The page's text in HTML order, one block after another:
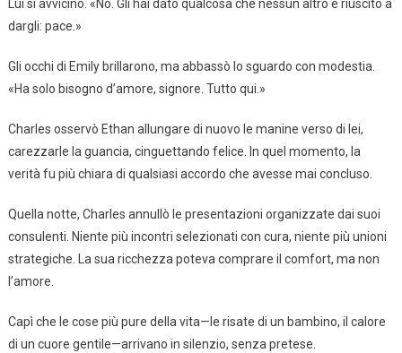
Lui si avvicinò. «No. Gli hai dato qualcosa che nessun altro è riuscito a
dargli: pace.»
Gli occhi di Emily brillarono, ma abbassò lo sguardo con modestia.
«Ha solo bisogno d’amore, signore. Tutto qui.»
Charles osservò Ethan allungare di nuovo le manine verso di lei,
carezzarle la guancia, cinguettando felice. In quel momento, la
verità fu più chiara di qualsiasi accordo che avesse mai concluso.
Quella notte, Charles annullò le presentazioni organizzate dai suoi
consulenti. Niente più incontri selezionati con cura, niente più unioni
strategiche. La sua ricchezza poteva comprare il comfort, ma non
l’amore.
Capì che le cose più pure della vita—le risate di un bambino, il calore
di un cuore gentile—arrivano in silenzio, senza pretese.